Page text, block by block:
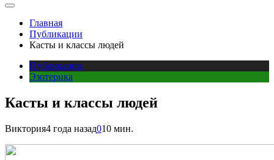
Главная
Публикации
Касты и классы людей
Публикации
Эзотерика
Касты и классы людей
Виктория4 года назад010 мин.